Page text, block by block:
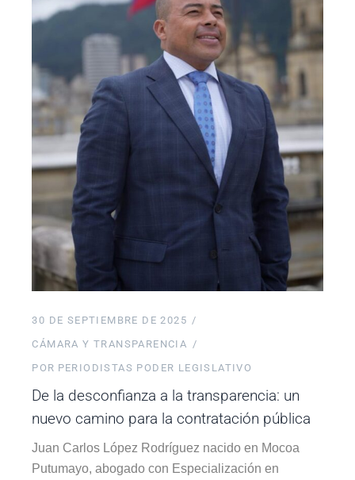
30 DE SEPTIEMBRE DE 2025
CÁMARA Y TRANSPARENCIA
POR PERIODISTAS PODER LEGISLATIVO
De la desconfianza a la transparencia: un
nuevo camino para la contratación pública
Juan Carlos López Rodríguez nacido en Mocoa
Putumayo, abogado con Especialización en